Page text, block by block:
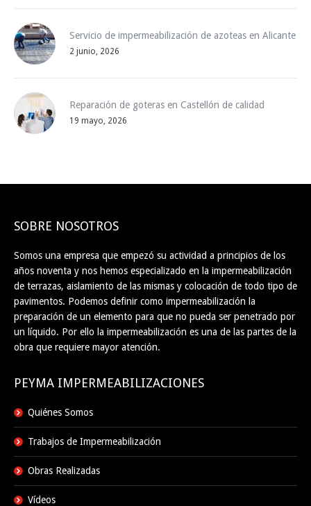
Servicio de impermeabilización de azoteas en Alicante
2 junio, 2026
Reparación de goteras en Castellón de calidad
19 mayo, 2026
SOBRE NOSOTROS
Somos una empresa que empezó su actividad a principios de los
años noventa y nos hemos especializado en la impermeabilización
de terrazas, aislamiento de las mismas y colocación de todo tipo de
pavimentos. Podemos definir como impermeabilización la
preparación de un elemento para que no pueda ser penetrado por
un líquido. Por ello la impermeabilización es una de las partes de la
obra que requiere mayor atención.
PEYMA IMPERMEABILIZACIONES
Quiénes Somos
Trabajos de Impermeabilización
Obras Realizadas
Vídeos